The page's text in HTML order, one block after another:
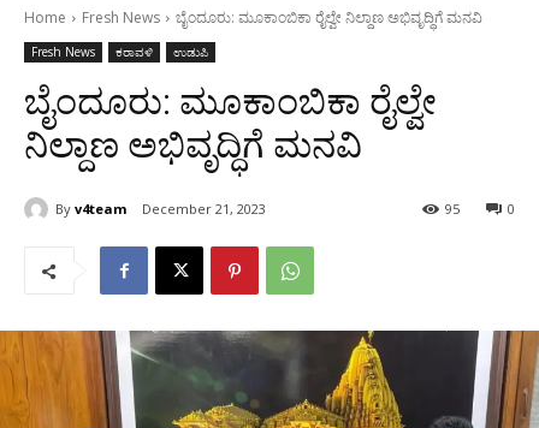
Home Fresh News ಬೈಂದೂರು: ಮೂಕಾಂಬಿಕಾ ರೈಲ್ವೇ ನಿಲ್ದಾಣ ಅಭಿವೃದ್ಧಿಗೆ ಮನವಿ
Fresh News ಕರಾವಳಿ ಉಡುಪಿ
ಬೈಂದೂರು: ಮೂಕಾಂಬಿಕಾ ರೈಲ್ವೇ
ನಿಲ್ದಾಣ ಅಭಿವೃದ್ಧಿಗೆ ಮನವಿ
By v4team December 21, 2023 0
95